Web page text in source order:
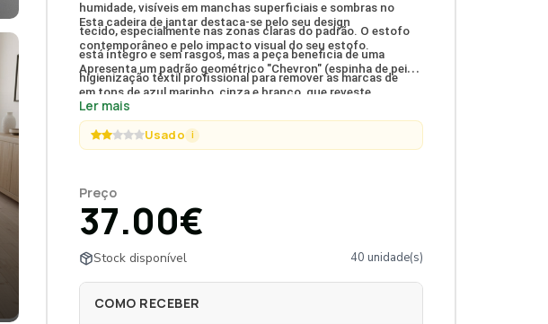
humidade, visíveis em manchas superficiais e sombras no
tecido, especialmente nas zonas claras do padrão. O estofo
está íntegro e sem rasgos, mas a peça beneficia de uma
higienização têxtil profissional para remover as marcas de
humidade e devolver o contraste vibrante às cores.
Esta cadeira de jantar destaca-se pelo seu design
contemporâneo e pelo impacto visual do seu estofo.
Apresenta um padrão geométrico "Chevron" (espinha de peixe)
em tons de azul marinho, cinza e branco, que reveste
suportada por pernas de madeira lacadas a branco mate,
qualquer sala de jantar ou espaço de trabalho.
Ler mais
Usado i
Preço
37.00€
Stock disponível 40 unidade(s)
COMO RECEBER